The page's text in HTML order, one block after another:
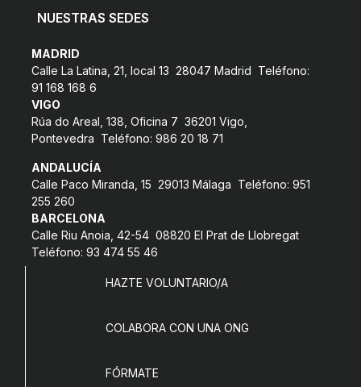
NUESTRAS SEDES
MADRID
Calle La Latina, 21, local 13 28047 Madrid Teléfono:
91 168 168 6
VIGO
Rúa do Areal, 138, Oficina 7 36201 Vigo,
Pontevedra Teléfono: 986 20 18 71
ANDALUCÍA
Calle Paco Miranda, 15 29013 Málaga Teléfono: 951
255 260
BARCELONA
Calle Riu Anoia, 42-54 08820 El Prat de Llobregat
Teléfono: 93 474 55 46
HAZTE VOLUNTARIO/A
COLABORA CON UNA ONG
FÓRMATE
ACTUALITAT
Notícies
Butlletins
Diari de la Fundació
Fundesplai als mitjans
Xarxes socials
COL·LABORA
Treballa amb nosaltres